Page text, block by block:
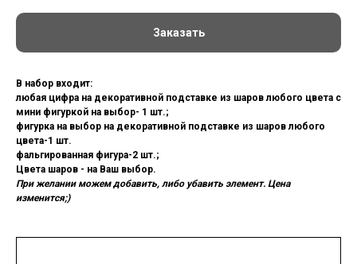
Заказать
В набор входит:
любая цифра на декоративной подставке из шаров любого цвета с
мини фигуркой на выбор- 1 шт.;
фигурка на выбор на декоративной подставке из шаров любого
цвета-1 шт.
фальгированная фигура-2 шт.;
Цвета шаров - на Ваш выбор.
При желании можем добавить, либо убавить элемент. Цена
изменится;)